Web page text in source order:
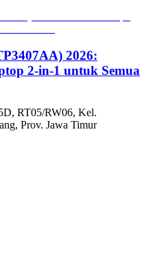
2026:
2-in-1 untuk Semua
RT05/RW06, Kel.
Prov. Jawa Timur